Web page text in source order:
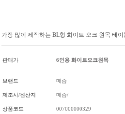
가장 많이 제작하는 BL형 화이트 오크 원목 테
판매가 6인용 화이트오크원목
브랜드 매즘
제조사/원산지 매즘/
상품코드 007000000329